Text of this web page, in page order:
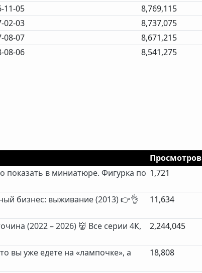
11-05
8,769,115
02-03
8,737,075
08-07
8,671,215
08-06 8,541,275
Просмотров
показать в миниатюре. Фигурка по 1,721
бизнес: выживание (2013) 👉👌
11,634
(2022 – 2026) 👹 Все серии 4К,
2,244,045
вы уже едете на «лампочке», а
18,808